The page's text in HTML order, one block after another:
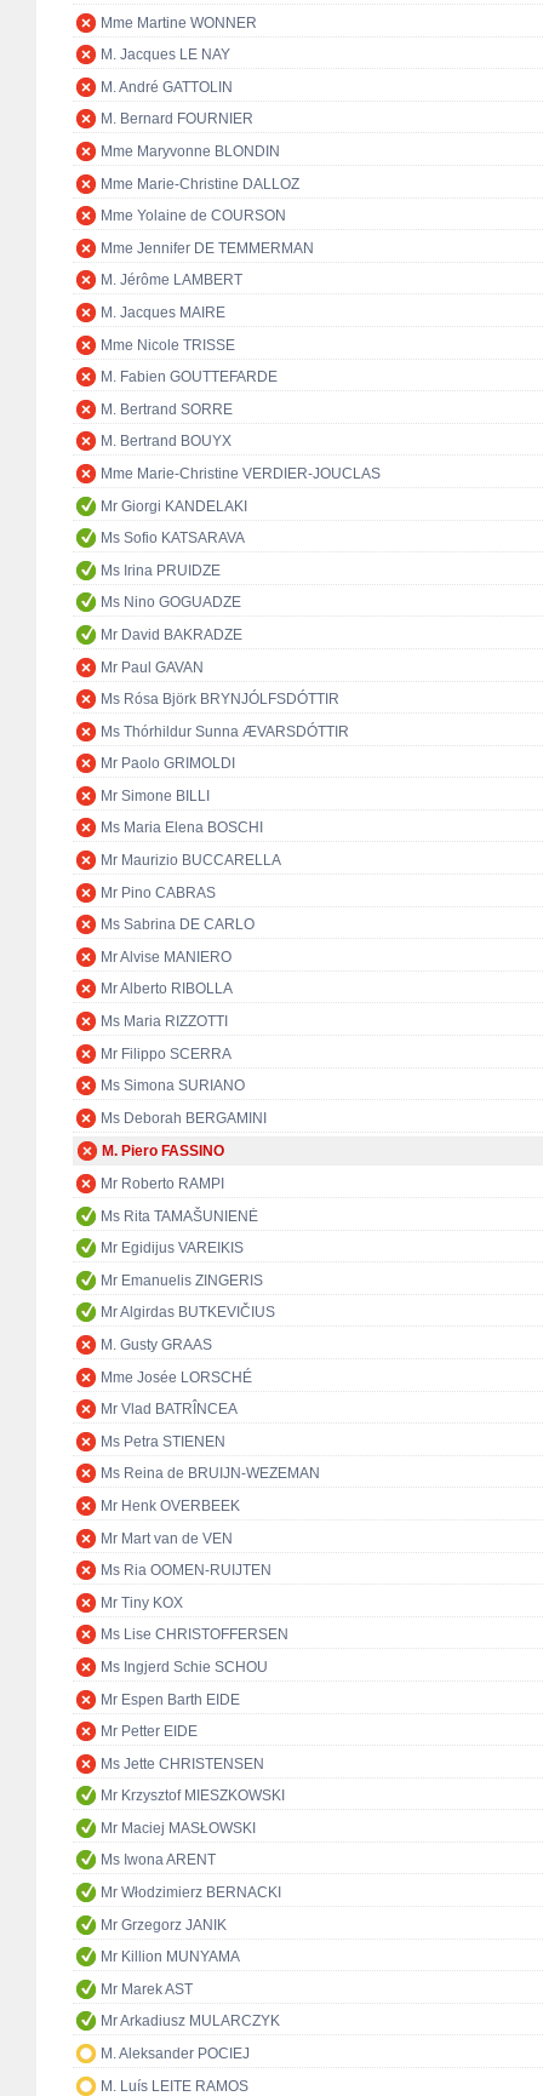
Mme Martine WONNER
M. Jacques LE NAY
M. André GATTOLIN
M. Bernard FOURNIER
Mme Maryvonne BLONDIN
Mme Marie-Christine DALLOZ
Mme Yolaine de COURSON
Mme Jennifer DE TEMMERMAN
M. Jérôme LAMBERT
M. Jacques MAIRE
Mme Nicole TRISSE
M. Fabien GOUTTEFARDE
M. Bertrand SORRE
M. Bertrand BOUYX
Mme Marie-Christine VERDIER-JOUCLAS
Mr Giorgi KANDELAKI
Ms Sofio KATSARAVA
Ms Irina PRUIDZE
Ms Nino GOGUADZE
Mr David BAKRADZE
Mr Paul GAVAN
Ms Rósa Björk BRYNJÓLFSDÓTTIR
Ms Thórhildur Sunna ÆVARSDÓTTIR
Mr Paolo GRIMOLDI
Mr Simone BILLI
Ms Maria Elena BOSCHI
Mr Maurizio BUCCARELLA
Mr Pino CABRAS
Ms Sabrina DE CARLO
Mr Alvise MANIERO
Mr Alberto RIBOLLA
Ms Maria RIZZOTTI
Mr Filippo SCERRA
Ms Simona SURIANO
Ms Deborah BERGAMINI
M. Piero FASSINO
Mr Roberto RAMPI
Ms Rita TAMAŠUNIENĖ
Mr Egidijus VAREIKIS
Mr Emanuelis ZINGERIS
Mr Algirdas BUTKEVIČIUS
M. Gusty GRAAS
Mme Josée LORSCHÉ
Mr Vlad BATRÎNCEA
Ms Petra STIENEN
Ms Reina de BRUIJN-WEZEMAN
Mr Henk OVERBEEK
Mr Mart van de VEN
Ms Ria OOMEN-RUIJTEN
Mr Tiny KOX
Ms Lise CHRISTOFFERSEN
Ms Ingjerd Schie SCHOU
Mr Espen Barth EIDE
Mr Petter EIDE
Ms Jette CHRISTENSEN
Mr Krzysztof MIESZKOWSKI
Mr Maciej MASŁOWSKI
Ms Iwona ARENT
Mr Włodzimierz BERNACKI
Mr Grzegorz JANIK
Mr Killion MUNYAMA
Mr Marek AST
Mr Arkadiusz MULARCZYK
M. Aleksander POCIEJ
M. Luís LEITE RAMOS